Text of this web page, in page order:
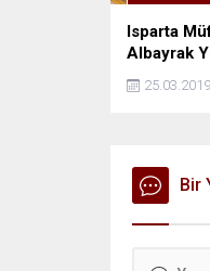
Isparta
Albayrak
25.03.2019
Bir